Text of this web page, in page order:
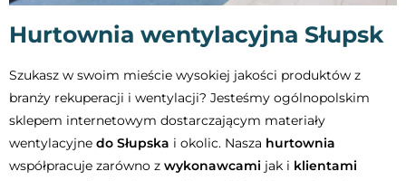
Hurtownia wentylacyjna Słupsk
Szukasz w swoim mieście wysokiej jakości produktów z
branży rekuperacji i wentylacji? Jesteśmy ogólnopolskim
sklepem internetowym dostarczającym materiały
wentylacyjne do Słupska i okolic. Nasza hurtownia
współpracuje zarówno z wykonawcami jak i klientami